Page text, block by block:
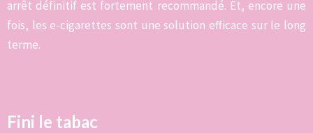
arrêt définitif est fortement recommandé. Et, encore une
fois, les e-cigarettes sont une solution efficace sur le long
terme.
Fini le tabac